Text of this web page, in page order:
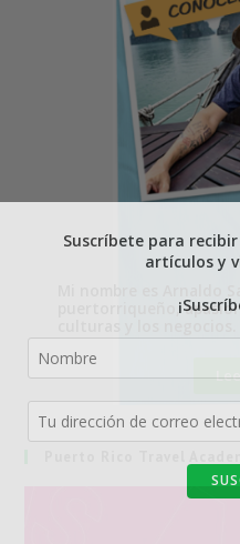
puertorriqueño,
Suscríbete para
artículos y